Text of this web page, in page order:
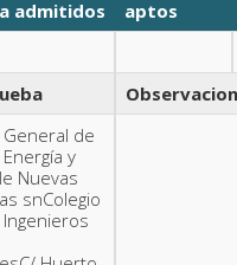
admitidos
aptos
de
y
Nuevas
snColegio